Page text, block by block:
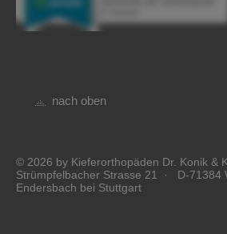
nach oben
© 2026 by Kieferorthopäden Dr. Konik &
Strümpfelbacher Strasse 21 · D-71384
Endersbach bei Stuttgart